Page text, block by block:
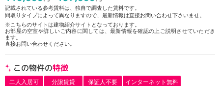
記載されている参考賃料は、独自で調査した賃料です。
間取りタイプによって異なりますので、最新情報は直接お問い合わせ下さいませ。
※こちらのサイトは建物紹介サイトとなっております。
お部屋の空室や詳しいご内容に関しては、最新情報を確認の上ご説明させていただき
ます。
直接お問い合わせください。
この物件の特徴
二人入居可 分譲賃貸 保証人不要 インターネット無料